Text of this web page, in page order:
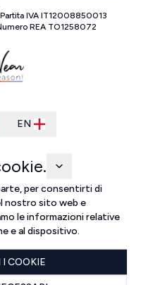
Partita IVA IT12008850013
REA TO1258072
EN
per consentirti di
nostro sito web e
le informazioni relative
e al dispositivo.
COOKIE